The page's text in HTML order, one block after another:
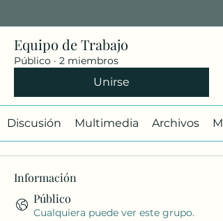
Equipo de Trabajo
Público · 2 miembros
Unirse
Discusión Multimedia Archivos
Información
Público
Cualquiera puede ver este grupo.